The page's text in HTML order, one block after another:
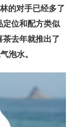
的对手已经多了
定位和配方类似
茶去年就推出了
泡水。